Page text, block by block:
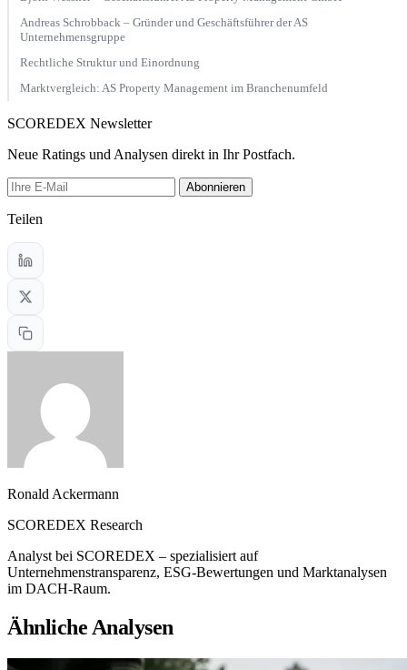
Andreas Schrobback – Gründer und Geschäftsführer der AS
Unternehmensgruppe
Rechtliche Struktur und Einordnung
Marktvergleich: AS Property Management im Branchenumfeld
SCOREDEX Newsletter
Neue Ratings und Analysen direkt in Ihr Postfach.
Abonnieren
Teilen
Ronald Ackermann
SCOREDEX Research
Analyst bei SCOREDEX – spezialisiert auf
Unternehmenstransparenz, ESG-Bewertungen und Marktanalysen
im DACH-Raum.
Ähnliche Analysen